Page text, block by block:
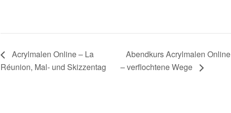
Acrylmalen Online – La
Réunion, Mal- und Skizzentag
Abendkurs Acrylmalen Online
– verflochtene Wege